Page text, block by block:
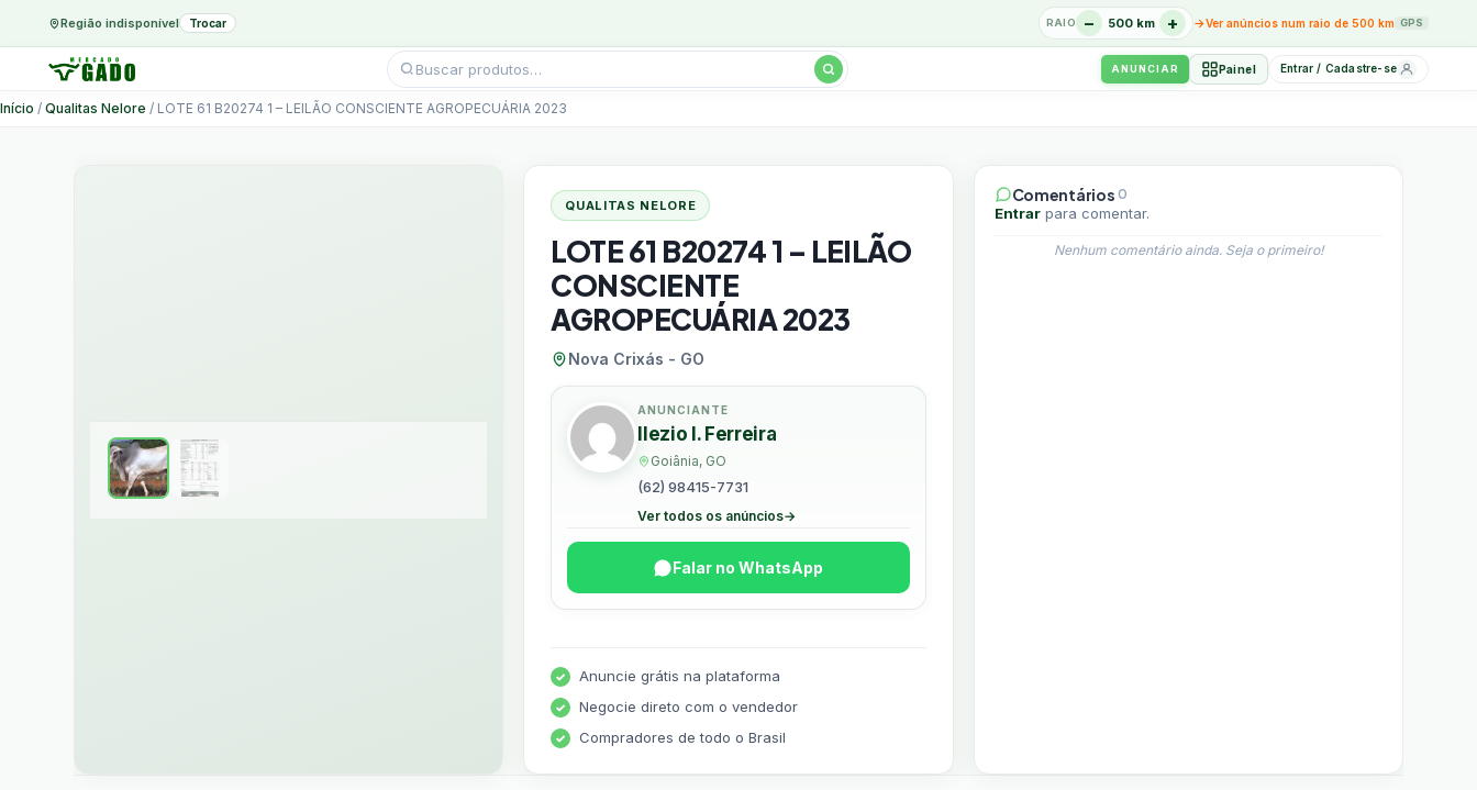
Região indisponível Trocar RAIO − 500 km + →Ver anúncios num raio de 500 km GPS
Pesquisar
produtos
ANUNCIAR Painel Entrar / Cadastre-se
Ir
Início / Qualitas Nelore / LOTE 61 B20274 1 – LEILÃO CONSCIENTE AGROPECUÁRIA 2023
QUALITAS NELORE
LOTE 61 B20274 1 – LEILÃO
CONSCIENTE
AGROPECUÁRIA 2023
Nova Crixás - GO
ANUNCIANTE
Ilezio I. Ferreira
Goiânia, GO
(62) 98415-7731
Ver todos os anúncios→
Falar no WhatsApp
Anuncie grátis na plataforma
Negocie direto com o vendedor
Compradores de todo o Brasil
Comentários 0
Entrarpara comentar.
Nenhum comentário ainda. Seja o primeiro!